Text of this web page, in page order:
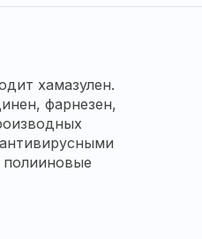
хамазулен.
фарнезен,